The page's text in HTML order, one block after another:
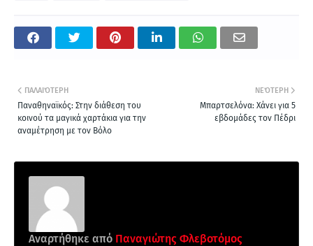
ΝΕΌΤΕΡΗ
Μπαρτσελόνα: Χάνει για 5
εβδομάδες τον Πέδρι
ΠΑΛΑΙΌΤΕΡΗ
Παναθηναϊκός: Στην διάθεση του
κοινού τα μαγικά χαρτάκια για την
αναμέτρηση με τον Βόλο
Αναρτήθηκε από Παναγιώτης Φλεβοτόμος